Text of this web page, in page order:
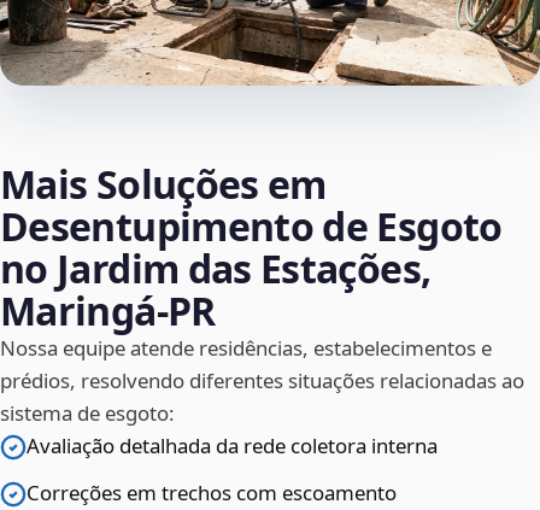
Mais Soluções em
Desentupimento de Esgoto
no Jardim das Estações,
Maringá‑PR
Nossa equipe atende residências, estabelecimentos e
prédios, resolvendo diferentes situações relacionadas ao
sistema de esgoto:
Avaliação detalhada da rede coletora interna
Correções em trechos com escoamento